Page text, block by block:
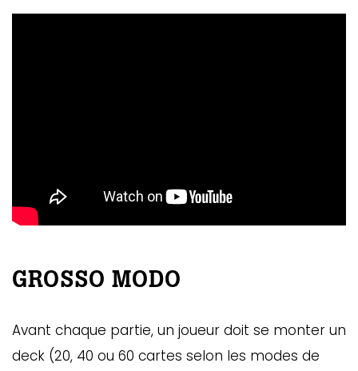
GROSSO MODO
Avant chaque partie, un joueur doit se monter un
deck (20, 40 ou 60 cartes selon les modes de